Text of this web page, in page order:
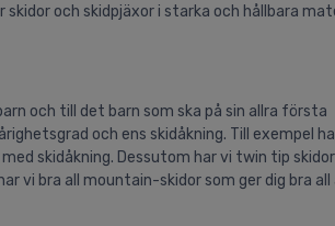
och skidpjäxor i starka och hållbara
och till det barn som ska på sin allra första
och ens skidåkning. Till exempel
skidåkning. Dessutom har vi twin tip
vi bra all mountain-skidor som ger dig bra all